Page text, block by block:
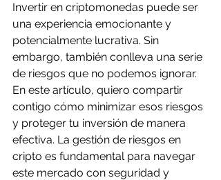
Invertir en criptomonedas puede ser
una experiencia emocionante y
potencialmente lucrativa. Sin
embargo, también conlleva una serie
de riesgos que no podemos ignorar.
En este artículo, quiero compartir
contigo cómo minimizar esos riesgos
y proteger tu inversión de manera
efectiva. La gestión de riesgos en
cripto es fundamental para navegar
este mercado con seguridad y